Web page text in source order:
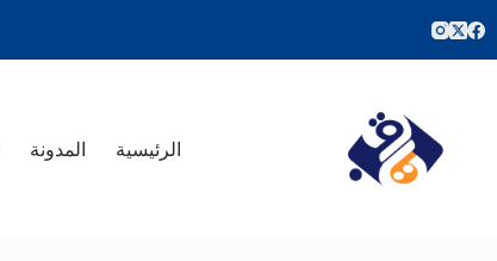
إلى
المحتوى
الرئيسية المدونة